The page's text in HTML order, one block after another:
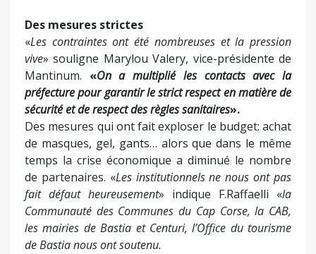
Des mesures strictes
«Les contraintes ont été nombreuses et la pression
vive» souligne Marylou Valery, vice-présidente de
Mantinum. «On a multiplié les contacts avec la
préfecture pour garantir le strict respect en matière de
sécurité et de respect des règles sanitaires».
Des mesures qui ont fait exploser le budget: achat
de masques, gel, gants… alors que dans le même
temps la crise économique a diminué le nombre
de partenaires. «Les institutionnels ne nous ont pas
fait défaut heureusement» indique F.Raffaelli «la
Communauté des Communes du Cap Corse, la CAB,
les mairies de Bastia et Centuri, l’Office du tourisme
de Bastia nous ont soutenu.